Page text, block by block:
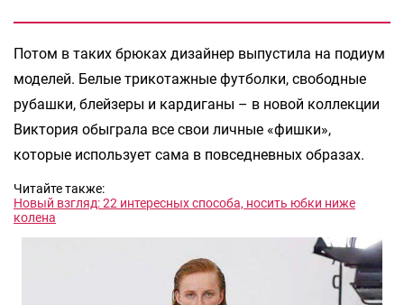
Потом в таких брюках дизайнер выпустила на подиум
моделей. Белые трикотажные футболки, свободные
рубашки, блейзеры и кардиганы – в новой коллекции
Виктория обыграла все свои личные «фишки»,
которые использует сама в повседневных образах.
Читайте также:
Новый взгляд: 22 интересных способа, носить юбки ниже
колена